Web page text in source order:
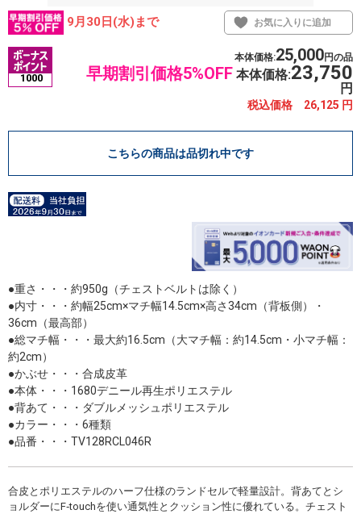
9月30日(水)まで お気に入りに追加
1000
本体価格:25,000円の品
早期割引価格5%OFF 本体価格:23,750
円
税込価格 26,125 円
こちらの商品は品切れ中です
●重さ・・・約950g（チェストベルトは除く）
●内寸・・・約幅25cm×マチ幅14.5cm×高さ34cm（背板側）・
36cm（最高部）
●総マチ幅・・・最大約16.5cm（大マチ幅：約14.5cm・小マチ幅：
約2cm）
●かぶせ・・・合成皮革
●本体・・・1680デニール再生ポリエステル
●背あて・・・ダブルメッシュポリエステル
●カラー・・・6種類
●品番・・・TV128RCL046R
合皮とポリエステルのハーフ仕様のランドセルで軽量設計。背あてとシ
ョルダーにF‐touchを使い通気性とクッション性に優れている。チェスト